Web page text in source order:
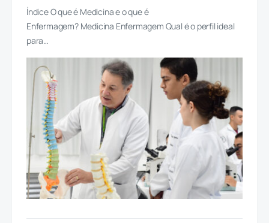
Índice O que é Medicina e o que é
Enfermagem? Medicina Enfermagem Qual é o perfil ideal
para…